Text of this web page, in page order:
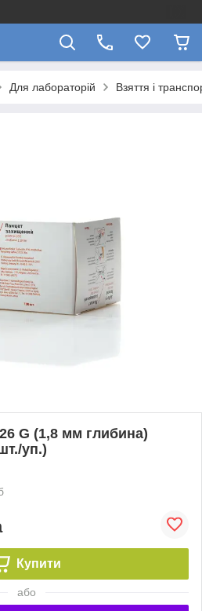
Для лабораторій Взяття і
G (1,8 мм глибина)
уп.)
Купити
або